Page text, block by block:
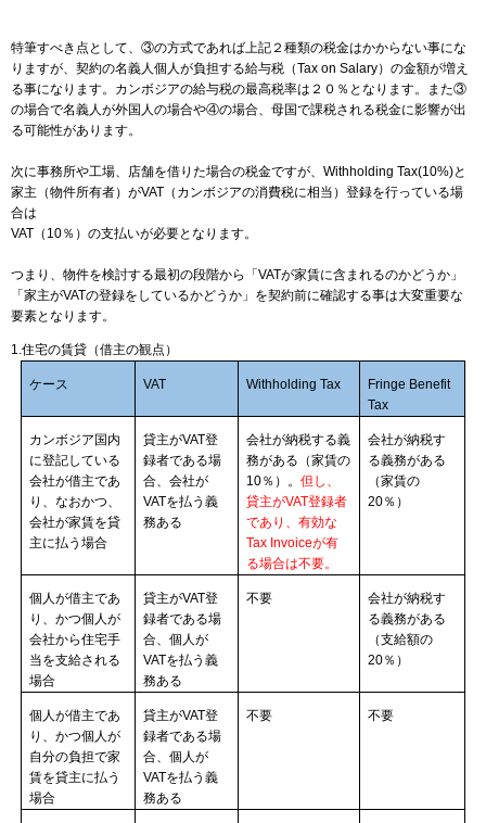
特筆すべき点として、③の方式であれば上記２種類の税金はかからない事にな
りますが、契約の名義人個人が負担する給与税（Tax on Salary）の金額が増え
る事になります。カンボジアの給与税の最高税率は２０％とな ります。また③
の場合で名義人が外国人の場合や④の場合、母国で課税される税金に影響が出
る可能性があり ます。
次に事務所や工場、店舗を借りた場合の税金ですが、Withholding Tax(10%)と
家主（物件所有者）がVAT（カンボジアの消費税に相当）登録を行っている場
合は
VAT（10％）の支払いが必要となります。
つまり、物件を検討する最初の段階から「VATが家賃に含まれるのかどうか」
「家主がVATの登録をしているかどうか」を契約前に確認する事は大変重要な
要素となります。
1. 住宅の賃貸（借主の観点）
ケース VAT Withholding Tax
Fringe Benefit
Tax
カンボジア国内
に登記している
会社が借主であ
り、なおかつ、
会社が家賃を貸
主に払う場合
貸主がVAT登
録者である場
合、会社が
VATを払う義
務ある
会社が納税する義
務がある（家賃の
10％）。但し、
貸主がVAT登録者
であり、有効な
Tax Invoiceが有
る場合は不要。
会社が納税す
る義務がある
（家賃の
20％）
個人が借主であ
り、かつ個人が
会社から住宅手
当を支給される
場合
貸主がVAT登
録者である場
合、個人が
VATを払う義
務ある
不要
会社が納税す
る義務がある
（支給額の
20％）
個人が借主であ
り、かつ個人が
自分の負担で家
賃を貸主に払う
場合
貸主がVAT登
録者である場
合、個人が
VATを払う義
務ある
不要 不要